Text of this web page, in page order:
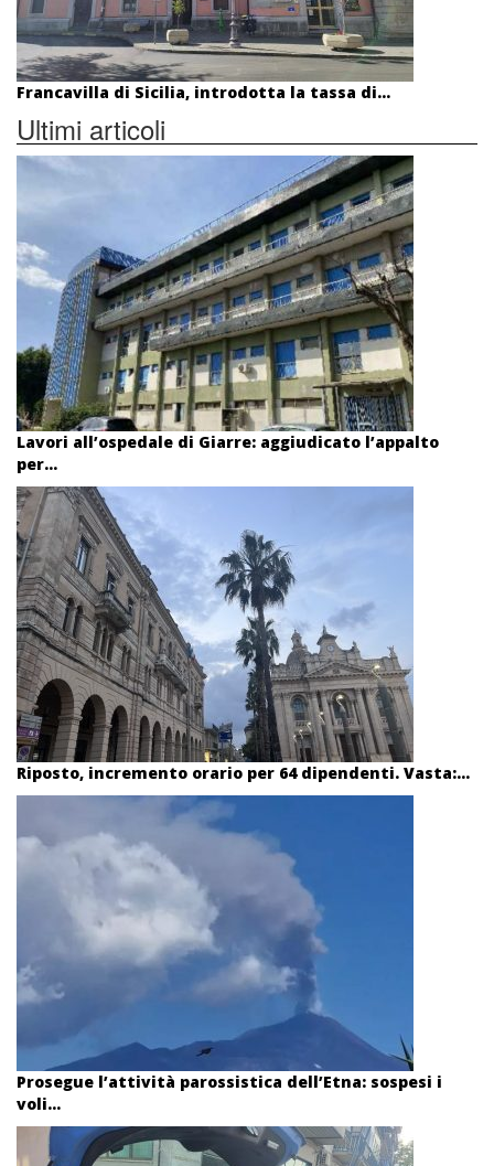
Francavilla di Sicilia, introdotta la tassa di...
Ultimi articoli
Lavori all’ospedale di Giarre: aggiudicato l’appalto
per...
Riposto, incremento orario per 64 dipendenti. Vasta:...
Prosegue l’attività parossistica dell’Etna: sospesi i
voli...